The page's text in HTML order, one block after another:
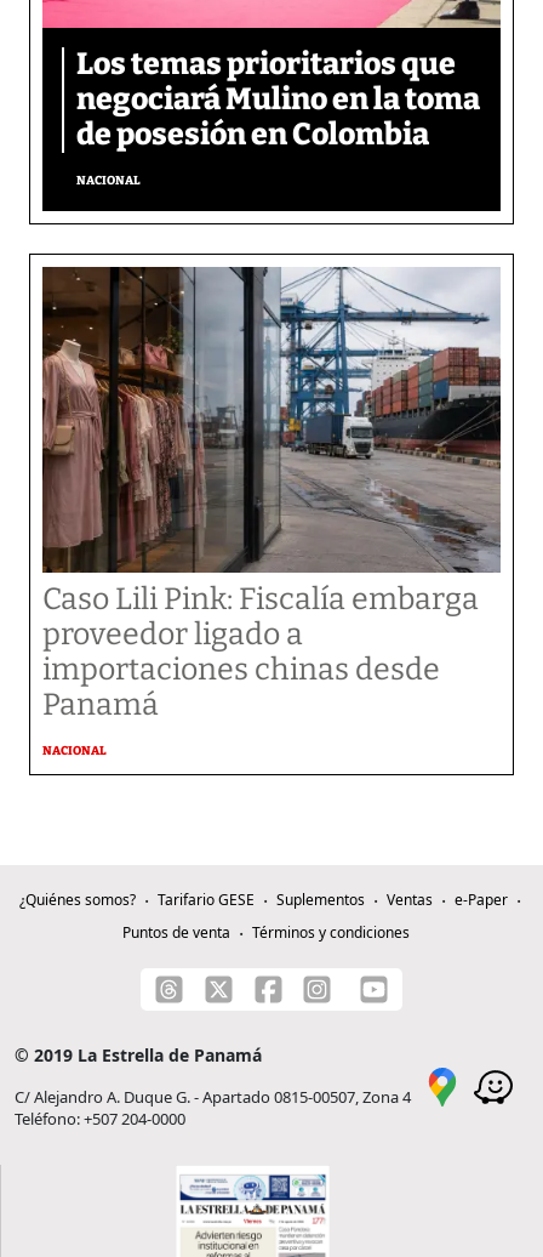
Los temas prioritarios que
negociará Mulino en la toma
de posesión en Colombia
NACIONAL
Caso Lili Pink: Fiscalía embarga
proveedor ligado a
importaciones chinas desde
Panamá
NACIONAL
¿Quiénes somos? Tarifario GESE Suplementos Ventas
e-Paper
Puntos de venta
Términos y condiciones
© 2019 La Estrella de Panamá
C/ Alejandro A. Duque G. - Apartado 0815-00507, Zona 4
Teléfono: +507 204-0000